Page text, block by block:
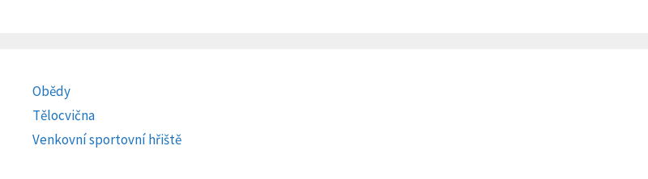
Obědy
Tělocvična
Venkovní sportovní hřiště